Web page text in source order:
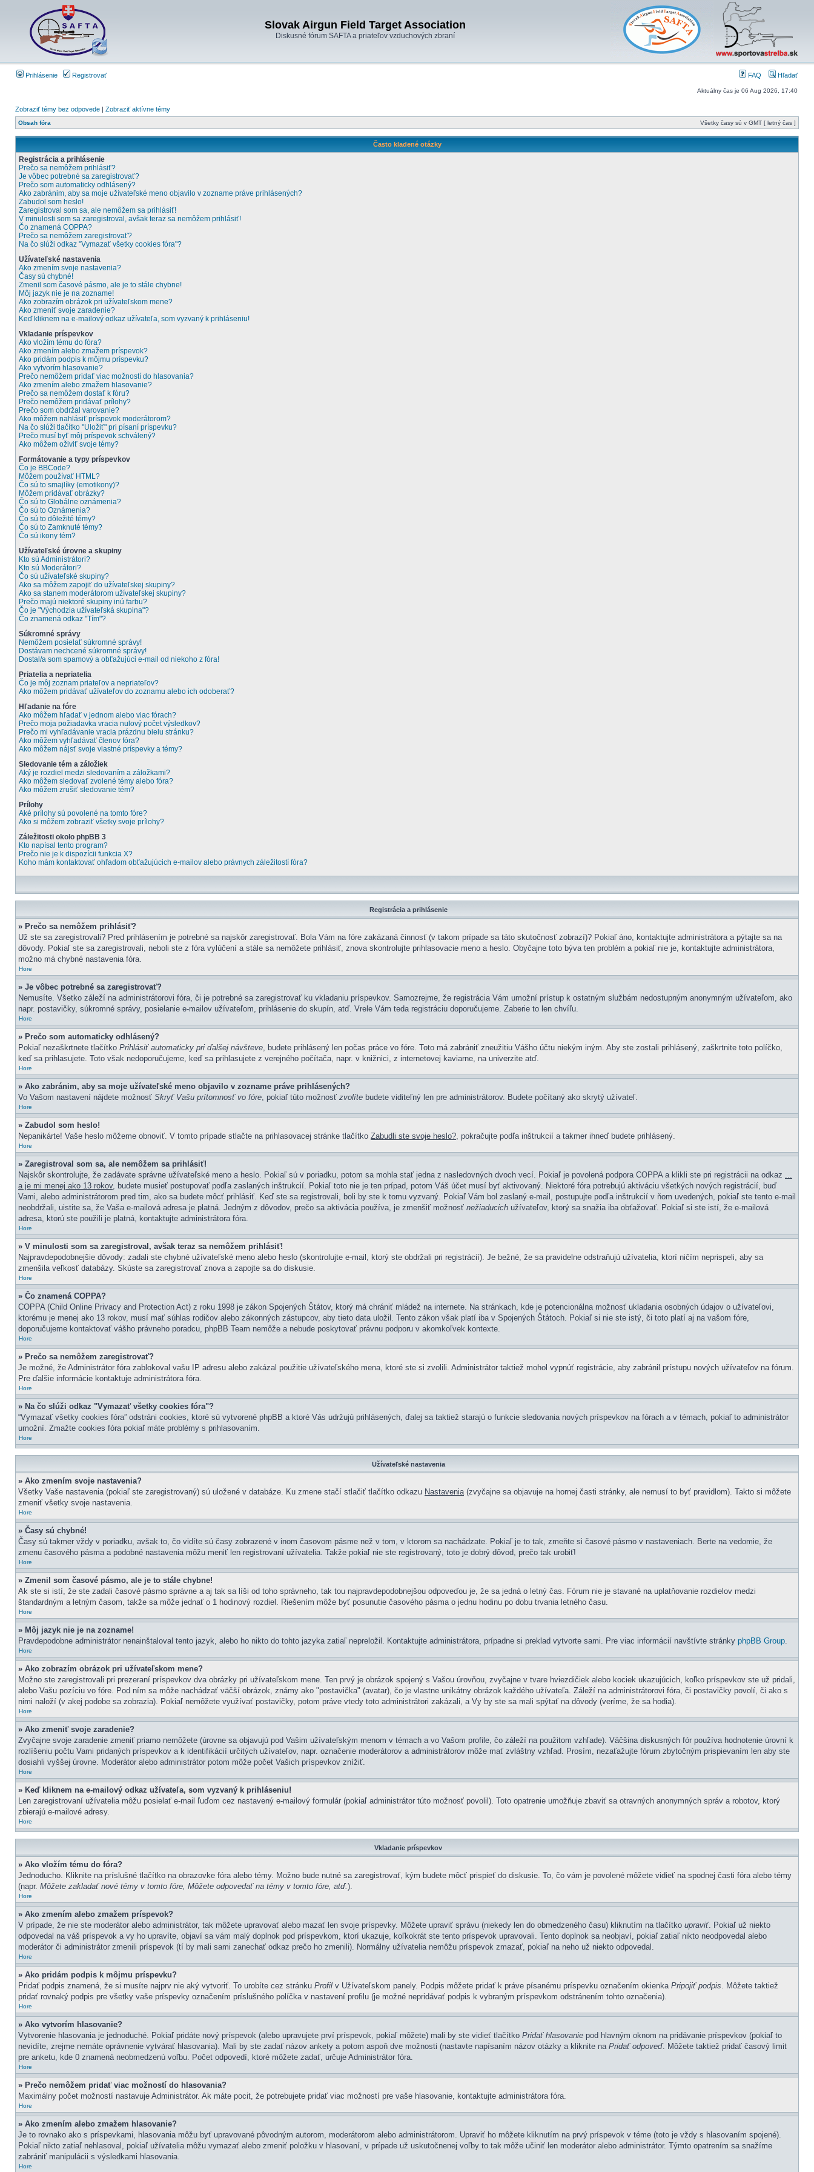
Slovak Airgun Field Target Association
Diskusné fórum SAFTA a priateľov vzduchových zbraní
Prihlásenie Registrovať FAQ Hľadať
Aktuálny čas je 06 Aug 2026, 17:40
Zobraziť témy bez odpovede | Zobraziť aktívne témy
Obsah fóra Všetky časy sú v GMT [ letný čas ]
Často kladené otázky
Registrácia a prihlásenie
Prečo sa nemôžem prihlásiť?
Je vôbec potrebné sa zaregistrovať?
Prečo som automaticky odhlásený?
Ako zabránim, aby sa moje užívateľské meno objavilo v zozname práve prihlásených?
Zabudol som heslo!
Zaregistroval som sa, ale nemôžem sa prihlásiť!
V minulosti som sa zaregistroval, avšak teraz sa nemôžem prihlásiť!
Čo znamená COPPA?
Prečo sa nemôžem zaregistrovať?
Na čo slúži odkaz "Vymazať všetky cookies fóra"?
Užívateľské nastavenia
Ako zmením svoje nastavenia?
Časy sú chybné!
Zmenil som časové pásmo, ale je to stále chybne!
Môj jazyk nie je na zozname!
Ako zobrazím obrázok pri užívateľskom mene?
Ako zmeniť svoje zaradenie?
Keď kliknem na e-mailový odkaz užívateľa, som vyzvaný k prihláseniu!
Vkladanie príspevkov
Ako vložím tému do fóra?
Ako zmením alebo zmažem príspevok?
Ako pridám podpis k môjmu príspevku?
Ako vytvorím hlasovanie?
Prečo nemôžem pridať viac možností do hlasovania?
Ako zmením alebo zmažem hlasovanie?
Prečo sa nemôžem dostať k fóru?
Prečo nemôžem pridávať prílohy?
Prečo som obdržal varovanie?
Ako môžem nahlásiť príspevok moderátorom?
Na čo slúži tlačítko "Uložiť" pri písaní príspevku?
Prečo musí byť môj príspevok schválený?
Ako môžem oživiť svoje témy?
Formátovanie a typy príspevkov
Čo je BBCode?
Môžem používať HTML?
Čo sú to smajlíky (emotikony)?
Môžem pridávať obrázky?
Čo sú to Globálne oznámenia?
Čo sú to Oznámenia?
Čo sú to dôležité témy?
Čo sú to Zamknuté témy?
Čo sú ikony tém?
Užívateľské úrovne a skupiny
Kto sú Administrátori?
Kto sú Moderátori?
Čo sú užívateľské skupiny?
Ako sa môžem zapojiť do užívateľskej skupiny?
Ako sa stanem moderátorom užívateľskej skupiny?
Prečo majú niektoré skupiny inú farbu?
Čo je "Východzia užívateľská skupina"?
Čo znamená odkaz "Tím"?
Súkromné správy
Nemôžem posielať súkromné správy!
Dostávam nechcené súkromné správy!
Dostal/a som spamový a obťažujúci e-mail od niekoho z fóra!
Priatelia a nepriatelia
Čo je môj zoznam priateľov a nepriateľov?
Ako môžem pridávať užívateľov do zoznamu alebo ich odoberať?
Hľadanie na fóre
Ako môžem hľadať v jednom alebo viac fórach?
Prečo moja požiadavka vracia nulový počet výsledkov?
Prečo mi vyhľadávanie vracia prázdnu bielu stránku?
Ako môžem vyhľadávať členov fóra?
Ako môžem nájsť svoje vlastné príspevky a témy?
Sledovanie tém a záložiek
Aký je rozdiel medzi sledovaním a záložkami?
Ako môžem sledovať zvolené témy alebo fóra?
Ako môžem zrušiť sledovanie tém?
Prílohy
Aké prílohy sú povolené na tomto fóre?
Ako si môžem zobraziť všetky svoje prílohy?
Záležitosti okolo phpBB 3
Kto napísal tento program?
Prečo nie je k dispozícii funkcia X?
Koho mám kontaktovať ohľadom obťažujúcich e-mailov alebo právnych záležitostí fóra?
Registrácia a prihlásenie
» Prečo sa nemôžem prihlásiť?
Už ste sa zaregistrovali? Pred prihlásením je potrebné sa najskôr zaregistrovať. Bola Vám na fóre zakázaná činnosť (v takom prípade sa táto skutočnosť zobrazí)? Pokiaľ áno, kontaktujte administrátora a pýtajte sa na
dôvody. Pokiaľ ste sa zaregistrovali, neboli ste z fóra vylúčení a stále sa nemôžete prihlásiť, znova skontrolujte prihlasovacie meno a heslo. Obyčajne toto býva ten problém a pokiaľ nie je, kontaktujte administrátora,
možno má chybné nastavenia fóra.
Hore
» Je vôbec potrebné sa zaregistrovať?
Nemusíte. Všetko záleží na administrátorovi fóra, či je potrebné sa zaregistrovať ku vkladaniu príspevkov. Samozrejme, že registrácia Vám umožní prístup k ostatným službám nedostupným anonymným užívateľom, ako
napr. postavičky, súkromné správy, posielanie e-mailov užívateľom, prihlásenie do skupín, atď. Vrele Vám teda registráciu doporučujeme. Zaberie to len chvíľu.
Hore
» Prečo som automaticky odhlásený?
Pokiaľ nezaškrtnete tlačítko Prihlásiť automaticky pri ďalšej návšteve, budete prihlásený len počas práce vo fóre. Toto má zabrániť zneužitiu Vášho účtu niekým iným. Aby ste zostali prihlásený, zaškrtnite toto políčko,
keď sa prihlasujete. Toto však nedoporučujeme, keď sa prihlasujete z verejného počítača, napr. v knižnici, z internetovej kaviarne, na univerzite atď.
Hore
» Ako zabránim, aby sa moje užívateľské meno objavilo v zozname práve prihlásených?
Vo Vašom nastavení nájdete možnosť Skryť Vašu prítomnosť vo fóre, pokiaľ túto možnosť zvolíte budete viditeľný len pre administrátorov. Budete počítaný ako skrytý užívateľ.
Hore
» Zabudol som heslo!
Nepanikárte! Vaše heslo môžeme obnoviť. V tomto prípade stlačte na prihlasovacej stránke tlačítko Zabudli ste svoje heslo?, pokračujte podľa inštrukcií a takmer ihneď budete prihlásený.
Hore
» Zaregistroval som sa, ale nemôžem sa prihlásiť!
Najskôr skontrolujte, že zadávate správne užívateľské meno a heslo. Pokiaľ sú v poriadku, potom sa mohla stať jedna z nasledovných dvoch vecí. Pokiaľ je povolená podpora COPPA a klikli ste pri registrácii na odkaz ...
a je mi menej ako 13 rokov, budete musieť postupovať podľa zaslaných inštrukcií. Pokiaľ toto nie je ten prípad, potom Váš účet musí byť aktivovaný. Niektoré fóra potrebujú aktiváciu všetkých nových registrácií, buď
Vami, alebo administrátorom pred tim, ako sa budete môcť prihlásiť. Keď ste sa registrovali, boli by ste k tomu vyzvaný. Pokiaľ Vám bol zaslaný e-mail, postupujte podľa inštrukcií v ňom uvedených, pokiaľ ste tento e-mail
neobdržali, uistite sa, že Vaša e-mailová adresa je platná. Jedným z dôvodov, prečo sa aktivácia používa, je zmenšiť možnosť nežiaducich užívateľov, ktorý sa snažia iba obťažovať. Pokiaľ si ste istí, že e-mailová
adresa, ktorú ste použili je platná, kontaktujte administrátora fóra.
Hore
» V minulosti som sa zaregistroval, avšak teraz sa nemôžem prihlásiť!
Najpravdepodobnejšie dôvody: zadali ste chybné užívateľské meno alebo heslo (skontrolujte e-mail, ktorý ste obdržali pri registrácií). Je bežné, že sa pravidelne odstraňujú užívatelia, ktorí ničím neprispeli, aby sa
zmenšila veľkosť databázy. Skúste sa zaregistrovať znova a zapojte sa do diskusie.
Hore
» Čo znamená COPPA?
COPPA (Child Online Privacy and Protection Act) z roku 1998 je zákon Spojených Štátov, ktorý má chrániť mládež na internete. Na stránkach, kde je potencionálna možnosť ukladania osobných údajov o užívateľovi,
ktorému je menej ako 13 rokov, musí mať súhlas rodičov alebo zákonných zástupcov, aby tieto data uložil. Tento zákon však platí iba v Spojených Štátoch. Pokiaľ si nie ste istý, či toto platí aj na vašom fóre,
doporučujeme kontaktovať vášho právneho poradcu, phpBB Team nemôže a nebude poskytovať právnu podporu v akomkoľvek kontexte.
Hore
» Prečo sa nemôžem zaregistrovať?
Je možné, že Administrátor fóra zablokoval vašu IP adresu alebo zakázal použitie užívateľského mena, ktoré ste si zvolili. Administrátor taktiež mohol vypnúť registrácie, aby zabránil prístupu nových užívateľov na fórum.
Pre ďalšie informácie kontaktuje administrátora fóra.
Hore
» Na čo slúži odkaz "Vymazať všetky cookies fóra"?
“Vymazať všetky cookies fóra” odstráni cookies, ktoré sú vytvorené phpBB a ktoré Vás udržujú prihlásených, ďalej sa taktiež starajú o funkcie sledovania nových príspevkov na fórach a v témach, pokiaľ to administrátor
umožní. Zmažte cookies fóra pokiaľ máte problémy s prihlasovaním.
Hore
Užívateľské nastavenia
» Ako zmením svoje nastavenia?
Všetky Vaše nastavenia (pokiaľ ste zaregistrovaný) sú uložené v databáze. Ku zmene stačí stlačiť tlačítko odkazu Nastavenia(zvyčajne sa objavuje na hornej časti stránky, ale nemusí to byť pravidlom). Takto si môžete
zmeniť všetky svoje nastavenia.
Hore
» Časy sú chybné!
Časy sú takmer vždy v poriadku, avšak to, čo vidíte sú časy zobrazené v inom časovom pásme než v tom, v ktorom sa nachádzate. Pokiaľ je to tak, zmeňte si časové pásmo v nastaveniach. Berte na vedomie, že
zmenu časového pásma a podobné nastavenia môžu meniť len registrovaní užívatelia. Takže pokiaľ nie ste registrovaný, toto je dobrý dôvod, prečo tak urobiť!
Hore
» Zmenil som časové pásmo, ale je to stále chybne!
Ak ste si istí, že ste zadali časové pásmo správne a aj tak sa líši od toho správneho, tak tou najpravdepodobnejšou odpoveďou je, že sa jedná o letný čas. Fórum nie je stavané na uplatňovanie rozdielov medzi
štandardným a letným časom, takže sa môže jednať o 1 hodinový rozdiel. Riešením môže byť posunutie časového pásma o jednu hodinu po dobu trvania letného času.
Hore
» Môj jazyk nie je na zozname!
Pravdepodobne administrátor nenainštaloval tento jazyk, alebo ho nikto do tohto jazyka zatiaľ nepreložil. Kontaktujte administrátora, prípadne si preklad vytvorte sami. Pre viac informácií navštívte stránky phpBB Group.
Hore
» Ako zobrazím obrázok pri užívateľskom mene?
Možno ste zaregistrovali pri prezeraní príspevkov dva obrázky pri užívateľskom mene. Ten prvý je obrázok spojený s Vašou úrovňou, zvyčajne v tvare hviezdičiek alebo kociek ukazujúcich, koľko príspevkov ste už pridali,
alebo Vašu pozíciu vo fóre. Pod ním sa môže nachádzať väčší obrázok, známy ako "postavička" (avatar), čo je vlastne unikátny obrázok každého užívateľa. Záleží na administrátorovi fóra, či postavičky povolí, či ako s
nimi naloží (v akej podobe sa zobrazia). Pokiaľ nemôžete využívať postavičky, potom práve vtedy toto administrátori zakázali, a Vy by ste sa mali spýtať na dôvody (veríme, že sa hodia).
Hore
» Ako zmeniť svoje zaradenie?
Zvyčajne svoje zaradenie zmeniť priamo nemôžete (úrovne sa objavujú pod Vašim užívateľským menom v témach a vo Vašom profile, čo záleží na použitom vzhľade). Väčšina diskusných fór používa hodnotenie úrovní k
rozlíšeniu počtu Vami pridaných príspevkov a k identifikácií určitých užívateľov, napr. označenie moderátorov a administrátorov môže mať zvláštny vzhľad. Prosím, nezaťažujte fórum zbytočným prispievaním len aby ste
dosiahli vyššej úrovne. Moderátor alebo administrátor potom môže počet Vašich príspevkov znížiť.
Hore
» Keď kliknem na e-mailový odkaz užívateľa, som vyzvaný k prihláseniu!
Len zaregistrovaní užívatelia môžu posielať e-mail ľuďom cez nastavený e-mailový formulár (pokiaľ administrátor túto možnosť povolil). Toto opatrenie umožňuje zbaviť sa otravných anonymných správ a robotov, ktorý
zbierajú e-mailové adresy.
Hore
Vkladanie príspevkov
» Ako vložím tému do fóra?
Jednoducho. Kliknite na príslušné tlačítko na obrazovke fóra alebo témy. Možno bude nutné sa zaregistrovať, kým budete môcť prispieť do diskusie. To, čo vám je povolené môžete vidieť na spodnej časti fóra alebo témy
(napr. Môžete zakladať nové témy v tomto fóre, Môžete odpovedať na témy v tomto fóre, atď.).
Hore
» Ako zmením alebo zmažem príspevok?
V prípade, že nie ste moderátor alebo administrátor, tak môžete upravovať alebo mazať len svoje príspevky. Môžete upraviť správu (niekedy len do obmedzeného času) kliknutím na tlačítko upraviť. Pokiaľ už niekto
odpovedal na váš príspevok a vy ho upravíte, objaví sa vám malý doplnok pod príspevkom, ktorí ukazuje, koľkokrát ste tento príspevok upravovali. Tento doplnok sa neobjaví, pokiaľ zatiaľ nikto neodpovedal alebo
moderátor či administrátor zmenili príspevok (tí by mali sami zanechať odkaz prečo ho zmenili). Normálny užívatelia nemôžu príspevok zmazať, pokiaľ na neho už niekto odpovedal.
Hore
» Ako pridám podpis k môjmu príspevku?
Pridať podpis znamená, že si musíte najprv nie aký vytvoriť. To urobíte cez stránku Profil v Užívateľskom panely. Podpis môžete pridať k práve písanému príspevku označením okienka Pripojiť podpis. Môžete taktiež
pridať rovnaký podpis pre všetky vaše príspevky označením príslušného políčka v nastavení profilu (je možné nepridávať podpis k vybraným príspevkom odstránením tohto označenia).
Hore
» Ako vytvorím hlasovanie?
Vytvorenie hlasovania je jednoduché. Pokiaľ pridáte nový príspevok (alebo upravujete prví príspevok, pokiaľ môžete) mali by ste vidieť tlačítko Pridať hlasovanie pod hlavným oknom na pridávanie príspevkov (pokiaľ to
nevidíte, zrejme nemáte oprávnenie vytvárať hlasovania). Mali by ste zadať názov ankety a potom aspoň dve možnosti (nastavte napísaním názov otázky a kliknite na Pridať odpoveď. Môžete taktiež pridať časový limit
pre anketu, kde 0 znamená neobmedzenú voľbu. Počet odpovedí, ktoré môžete zadať, určuje Administrátor fóra.
Hore
» Prečo nemôžem pridať viac možností do hlasovania?
Maximálny počet možností nastavuje Administrátor. Ak máte pocit, že potrebujete pridať viac možností pre vaše hlasovanie, kontaktujte administrátora fóra.
Hore
» Ako zmením alebo zmažem hlasovanie?
Je to rovnako ako s príspevkami, hlasovania môžu byť upravované pôvodným autorom, moderátorom alebo administrátorom. Upraviť ho môžete kliknutím na prvý príspevok v téme (toto je vždy s hlasovaním spojené).
Pokiaľ nikto zatiaľ nehlasoval, pokiaľ užívatelia môžu vymazať alebo zmeniť položku v hlasovaní, v prípade už uskutočnenej voľby to tak môže učiniť len moderátor alebo administrátor. Týmto opatrením sa snažíme
zabrániť manipulácii s výsledkami hlasovania.
Hore